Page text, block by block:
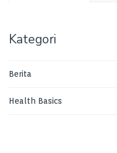
Kategori
Berita
Health Basics